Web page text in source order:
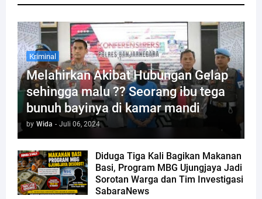
Kriminal
Melahirkan Akibat Hubungan Gelap
sehingga malu ?? Seorang ibu tega
bunuh bayinya di kamar mandi
by Wida - Juli 06, 2024
Diduga Tiga Kali Bagikan Makanan
Basi, Program MBG Ujungjaya Jadi
Sorotan Warga dan Tim Investigasi
SabaraNews